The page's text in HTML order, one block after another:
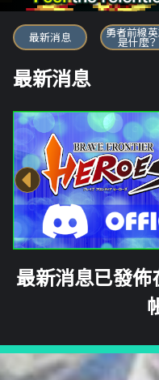
勇者前線英雄
最新消息 勇者前線
是什麼？
最新消息
最新消息已發